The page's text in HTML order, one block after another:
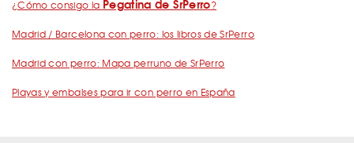
¿Cómo consigo la Pegatina de SrPerro?
Madrid / Barcelona con perro: los libros de SrPerro
Madrid con perro: Mapa perruno de SrPerro
Playas y embalses para ir con perro en España